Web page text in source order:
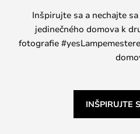
Inšpirujte sa a nechajte
jedinečného domova k
fotografie
INŠPIRUJTE